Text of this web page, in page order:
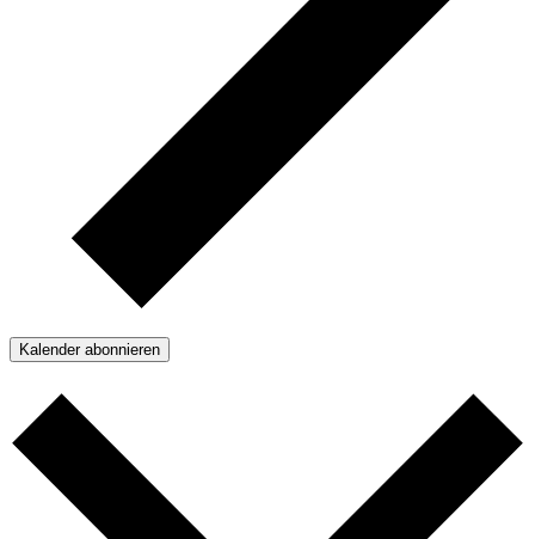
Kalender abonnieren